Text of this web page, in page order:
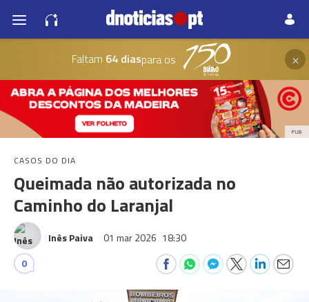
Faltam 64 diaspara os ×
PUB
CASOS DO DIA
Queimada não autorizada no
Caminho do Laranjal
Inês Paiva 01 mar 2026 18:30
0